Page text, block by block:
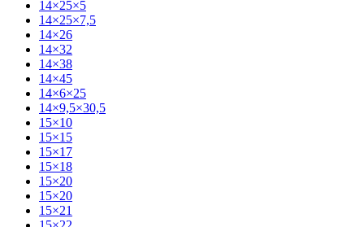
14×25×5
14×25×7,5
14×26
14×32
14×38
14×45
14×6×25
14×9,5×30,5
15×10
15×15
15×17
15×18
15×20
15×20
15×21